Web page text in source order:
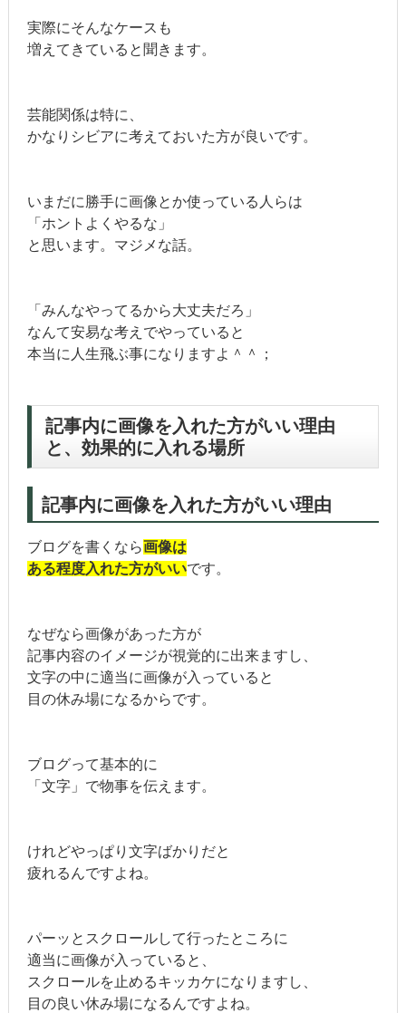
実際にそんなケースも
増えてきていると聞きます。
芸能関係は特に、
かなりシビアに考えておいた方が良いです。
いまだに勝手に画像とか使っている人らは
「ホントよくやるな」
と思います。マジメな話。
「みんなやってるから大丈夫だろ」
なんて安易な考えでやっていると
本当に人生飛ぶ事になりますよ＾＾；
記事内に画像を入れた方がいい理由
と、効果的に入れる場所
記事内に画像を入れた方がいい理由
ブログを書くなら画像は
ある程度入れた方がいいです。
なぜなら画像があった方が
記事内容のイメージが視覚的に出来ますし、
文字の中に適当に画像が入っていると
目の休み場になるからです。
ブログって基本的に
「文字」で物事を伝えます。
けれどやっぱり文字ばかりだと
疲れるんですよね。
パーッとスクロールして行ったところに
適当に画像が入っていると、
スクロールを止めるキッカケになりますし、
目の良い休み場になるんですよね。